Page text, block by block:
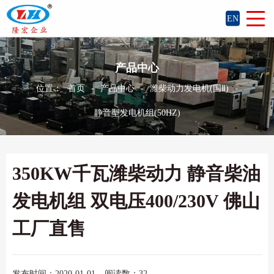
EN
产品中心
位置： 首页 - 产品中心 - 潍柴动力发电机(国Ⅱ) -
静音型发电机组(50HZ)
350KW千瓦潍柴动力 静音柴油
发电机组 双电压400/230V 佛山
工厂直售